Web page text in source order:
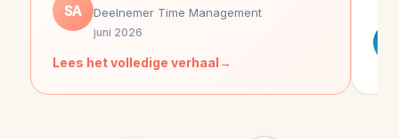
SA Deelnemer Time Management
juni 2026
Lees het volledige verhaal